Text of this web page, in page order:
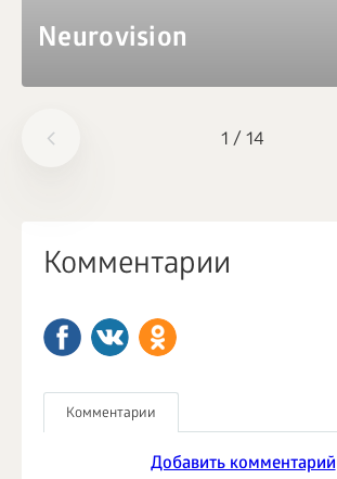
1 / 14
Neurovision
Комментарии
Комментарии
Добавить комментарий